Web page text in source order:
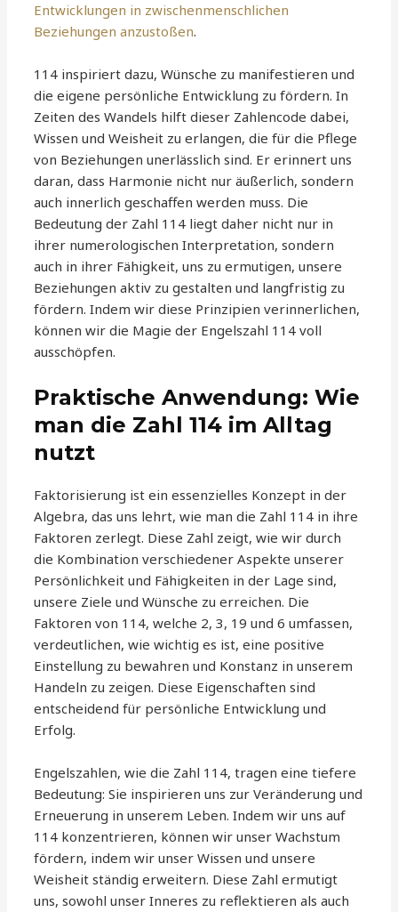
Entwicklungen in zwischenmenschlichen
Beziehungen anzustoßen.
114 inspiriert dazu, Wünsche zu manifestieren und
die eigene persönliche Entwicklung zu fördern. In
Zeiten des Wandels hilft dieser Zahlencode dabei,
Wissen und Weisheit zu erlangen, die für die Pflege
von Beziehungen unerlässlich sind. Er erinnert uns
daran, dass Harmonie nicht nur äußerlich, sondern
auch innerlich geschaffen werden muss. Die
Bedeutung der Zahl 114 liegt daher nicht nur in
ihrer numerologischen Interpretation, sondern
auch in ihrer Fähigkeit, uns zu ermutigen, unsere
Beziehungen aktiv zu gestalten und langfristig zu
fördern. Indem wir diese Prinzipien verinnerlichen,
können wir die Magie der Engelszahl 114 voll
ausschöpfen.
Praktische Anwendung: Wie
man die Zahl 114 im Alltag
nutzt
Faktorisierung ist ein essenzielles Konzept in der
Algebra, das uns lehrt, wie man die Zahl 114 in ihre
Faktoren zerlegt. Diese Zahl zeigt, wie wir durch
die Kombination verschiedener Aspekte unserer
Persönlichkeit und Fähigkeiten in der Lage sind,
unsere Ziele und Wünsche zu erreichen. Die
Faktoren von 114, welche 2, 3, 19 und 6 umfassen,
verdeutlichen, wie wichtig es ist, eine positive
Einstellung zu bewahren und Konstanz in unserem
Handeln zu zeigen. Diese Eigenschaften sind
entscheidend für persönliche Entwicklung und
Erfolg.
Engelszahlen, wie die Zahl 114, tragen eine tiefere
Bedeutung: Sie inspirieren uns zur Veränderung und
Erneuerung in unserem Leben. Indem wir uns auf
114 konzentrieren, können wir unser Wachstum
fördern, indem wir unser Wissen und unsere
Weisheit ständig erweitern. Diese Zahl ermutigt
uns, sowohl unser Inneres zu reflektieren als auch